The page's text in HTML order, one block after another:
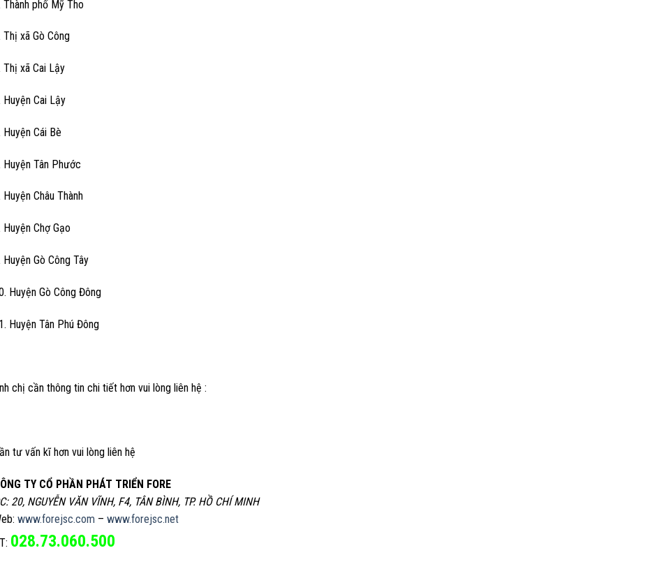
Thành phố Mỹ Tho
Thị xã Gò Công
Thị xã Cai Lậy
Huyện Cai Lậy
Huyện Cái Bè
Huyện Tân Phước
Huyện Châu Thành
Huyện Chợ Gạo
Huyện Gò Công Tây
Huyện Gò Công Đông
Huyện Tân Phú Đông
chị cần thông tin chi tiết hơn vui lòng liên hệ :
tư vấn kĩ hơn vui lòng liên hệ
TY CỔ PHẦN PHÁT TRIỂN FORE
20, NGUYỄN VĂN VĨNH, F4, TÂN BÌNH, TP. HỒ CHÍ MINH
www.forejsc.com – www.forejsc.net
028.73.060.500